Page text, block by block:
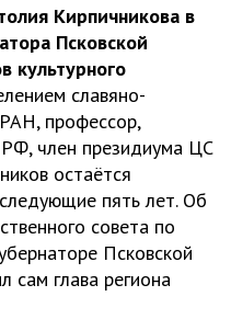
Кирпичникова в
Псковской
культурного
славяно-
профессор,
член президиума ЦС
остаётся
пять лет. Об
совета по
Псковской
сам глава региона